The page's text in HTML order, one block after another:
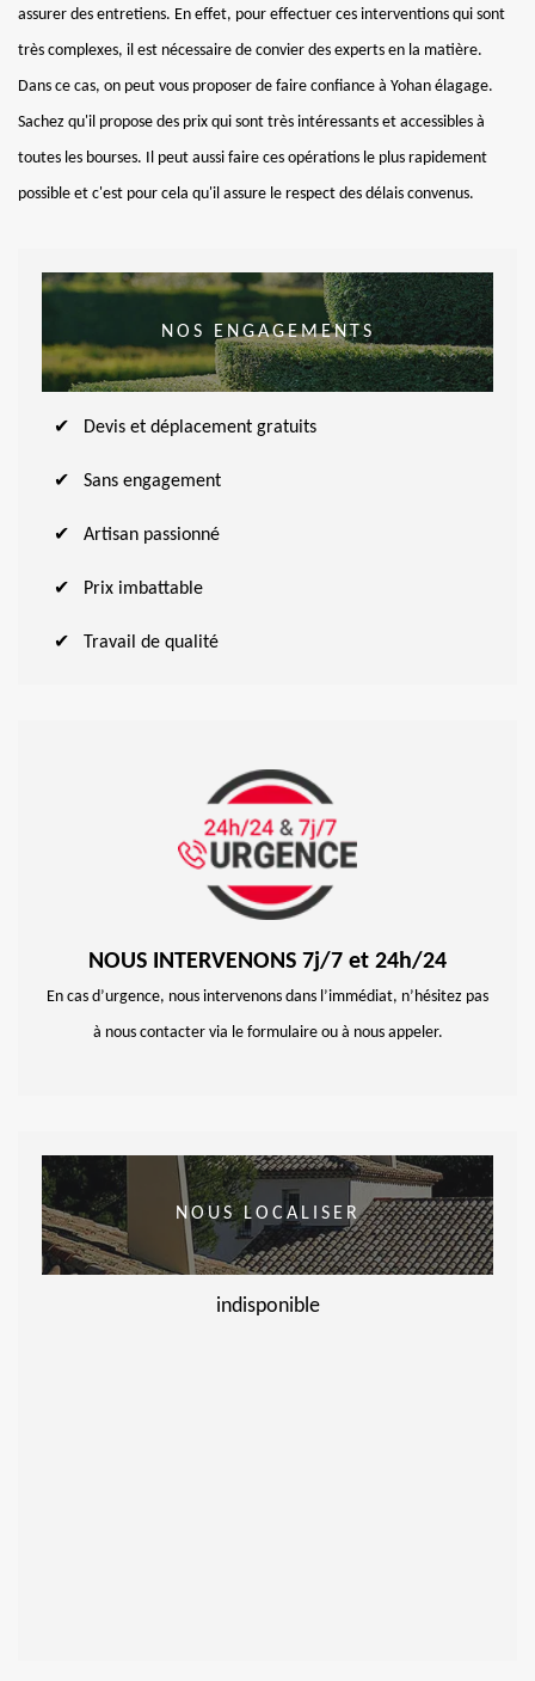
assurer des entretiens. En effet, pour effectuer ces interventions qui sont
très complexes, il est nécessaire de convier des experts en la matière.
Dans ce cas, on peut vous proposer de faire confiance à Yohan élagage.
Sachez qu'il propose des prix qui sont très intéressants et accessibles à
toutes les bourses. Il peut aussi faire ces opérations le plus rapidement
possible et c'est pour cela qu'il assure le respect des délais convenus.
NOS ENGAGEMENTS
Devis et déplacement gratuits
Sans engagement
Artisan passionné
Prix imbattable
Travail de qualité
NOUS INTERVENONS 7j/7 et 24h/24
En cas d’urgence, nous intervenons dans l’immédiat, n’hésitez pas
à nous contacter via le formulaire ou à nous appeler.
NOUS LOCALISER
indisponible